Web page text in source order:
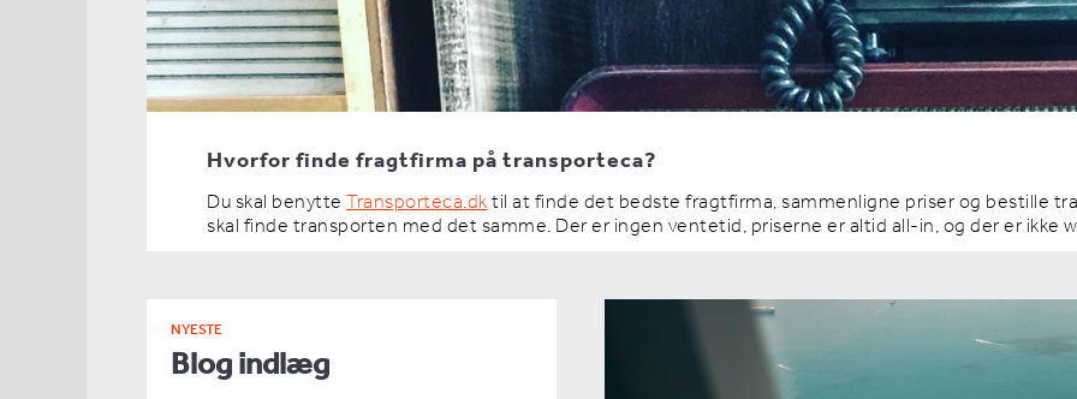
Hvorfor finde fragtfirma på transporteca?
Du skal benytteTransporteca.dktil at finde det bedste fragtfirma, sammenligne priser og bestille
skal finde transporten med det samme. Der er ingen ventetid, priserne er altid all-in, og der er ikke
NYESTE
Blog indlæg